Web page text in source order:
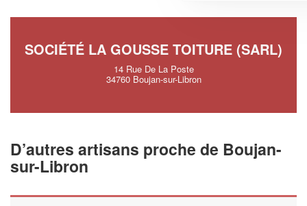
SOCIÉTÉ LA GOUSSE TOITURE (SARL)
14 Rue De La Poste
34760 Boujan-sur-Libron
D’autres artisans proche de Boujan-
sur-Libron